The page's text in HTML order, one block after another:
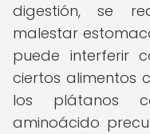
digestión, se
malestar
puede interferir
ciertos alimentos
los plátanos
aminoácido